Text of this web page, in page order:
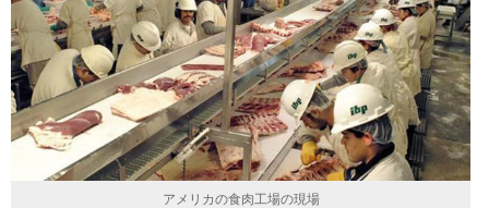
アメリカの食肉工場の現場